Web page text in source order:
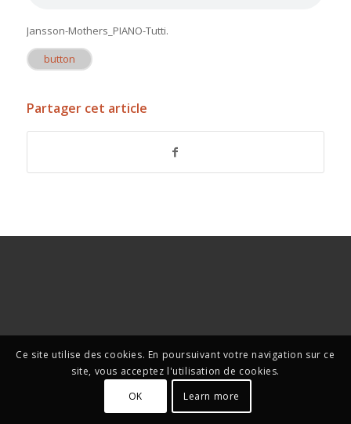
Jansson-Mothers_PIANO-Tutti.
button
Partager cet article
Ce site utilise des cookies. En poursuivant votre navigation sur ce
site, vous acceptez l'utilisation de cookies.
OK
Learn more